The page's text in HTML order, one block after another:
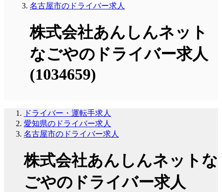
名古屋市のドライバー求人
株式会社あんしんネット
なごやのドライバー求人
(1034659)
ドライバー・運転手求人
愛知県のドライバー求人
名古屋市のドライバー求人
株式会社あんしんネットな
ごやのドライバー求人